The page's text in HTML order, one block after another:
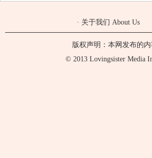
· 关于我们 About Us
版权声明：本网发布的
© 2013 Lovingsister Media